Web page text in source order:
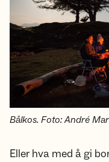
Bålkos. Foto: André
Eller hva med å gi